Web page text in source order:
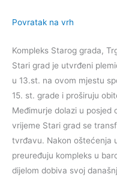
Povratak na vrh
Kompleks Starog grada,
Stari grad je utvrđeni
u 13.st. na ovom mjestu
15. st. grade i proširuju
Međimurje dolazi u posjed
vrijeme Stari grad se
tvrđavu. Nakon oštećenja
preuređuju kompleks u
dijelom dobiva svoj